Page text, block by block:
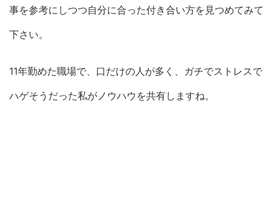
事を参考にしつつ自分に合った付き合い方を見つめてみて
下さい。
11年勤めた職場で、口だけの人が多く、ガチでストレスで
ハゲそうだった私がノウハウを共有しますね。